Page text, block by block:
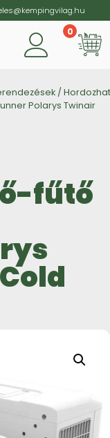
0
/
Polarys Twinair
fűtő